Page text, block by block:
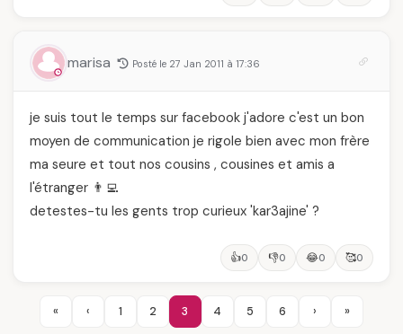
marisa Posté le 27 Jan 2011 à 17:36
je suis tout le temps sur facebook j'adore c'est un bon
moyen de communication je rigole bien avec mon frère
ma seure et tout nos cousins , cousines et amis a
l'étranger 👨‍💻
detestes-tu les gents trop curieux 'kar3ajine' ?
👍0 👎0 😂0 🥰0
« ‹ 1 2 3 4 5 6 › »